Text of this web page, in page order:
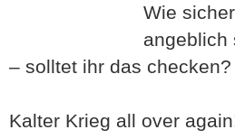
Wie
angeblich
– solltet ihr das
Kalter Krieg all over